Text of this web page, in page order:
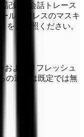
記録は会話トレース
ルアドレスのマスキ
をご参照ください。
およびリフレッシュ
の連携は既定では無